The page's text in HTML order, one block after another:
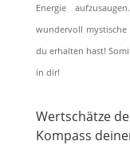
Energie
wundervoll mystische
du erhalten hast!
in dir!
Wertschätze
Kompass